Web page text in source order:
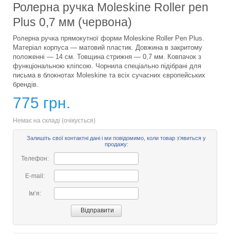
Ролерна ручка Moleskine Roller pen
Plus 0,7 мм (червона)
Ролерна ручка прямокутної форми Moleskine Roller Pen Plus.
Матеріал корпуса — матовий пластик. Довжина в закритому
положенні — 14 см. Товщина стрижня — 0,7 мм. Ковпачок з
функціональною кліпсою. Чорнила спеціально підібрані для
письма в блокнотах Moleskine та всіх сучасних європейських
брендів.
775 грн.
Немає на складі (очікується)
Залишіть свої контактні дані і ми повідомимо, коли товар зʼявиться у
продажу:
Телефон:
E-mail:
Імʼя: